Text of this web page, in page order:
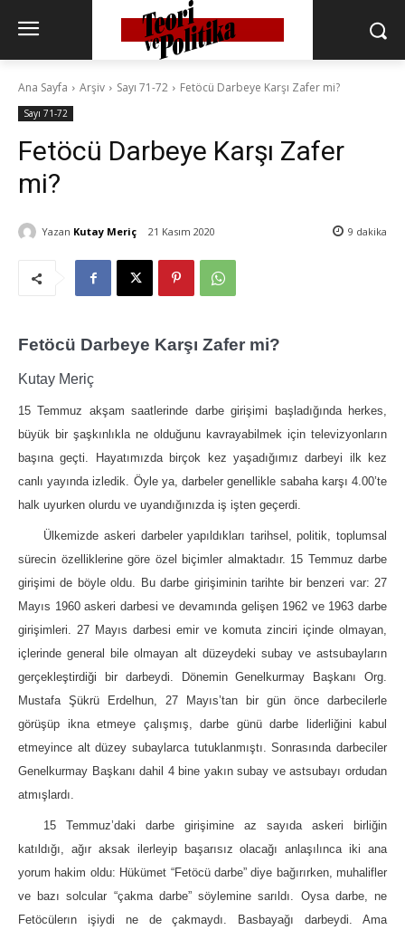
Ana Sayfa Arşiv Sayı 71-72 Fetöcü Darbeye Karşı Zafer mi?
Sayı 71-72
Fetöcü Darbeye Karşı Zafer
mi?
Yazan Kutay Meriç 21 Kasım 2020 9 dakika
Fetöcü Darbeye Karşı Zafer mi?
Kutay Meriç
15 Temmuz akşam saatlerinde darbe girişimi başladığında herkes,
büyük bir şaşkınlıkla ne olduğunu kavrayabilmek için televizyonların
başına geçti. Hayatımızda birçok kez yaşadığımız darbeyi ilk kez
canlı yayında izledik. Öyle ya, darbeler genellikle sabaha karşı 4.00’te
halk uyurken olurdu ve uyandığınızda iş işten geçerdi.
Ülkemizde askeri darbeler yapıldıkları tarihsel, politik, toplumsal
sürecin özelliklerine göre özel biçimler almaktadır. 15 Temmuz darbe
girişimi de böyle oldu. Bu darbe girişiminin tarihte bir benzeri var: 27
Mayıs 1960 askeri darbesi ve devamında gelişen 1962 ve 1963 darbe
girişimleri. 27 Mayıs darbesi emir ve komuta zinciri içinde olmayan,
içlerinde general bile olmayan alt düzeydeki subay ve astsubayların
gerçekleştirdiği bir darbeydi. Dönemin Genelkurmay Başkanı Org.
Mustafa Şükrü Erdelhun, 27 Mayıs’tan bir gün önce darbecilerle
görüşüp ikna etmeye çalışmış, darbe günü darbe liderliğini kabul
etmeyince alt düzey subaylarca tutuklanmıştı. Sonrasında darbeciler
Genelkurmay Başkanı dahil 4 bine yakın subay ve astsubayı ordudan
atmışlardı.
15 Temmuz’daki darbe girişimine az sayıda askeri birliğin
katıldığı, ağır aksak ilerleyip başarısız olacağı anlaşılınca iki ana
yorum hakim oldu: Hükümet “Fetöcü darbe” diye bağırırken, muhalifler
ve bazı solcular “çakma darbe” söylemine sarıldı. Oysa darbe, ne
Fetöcülerın işiydi ne de çakmaydı. Basbayağı darbeydi. Ama